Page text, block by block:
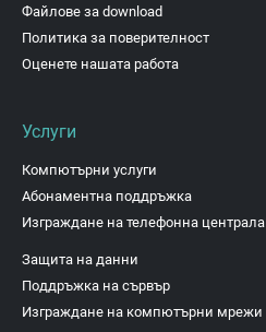
Файлове за download
Политика за поверителност
Оценете нашата работа
Услуги
Компютърни услуги
Абонаментна поддръжка
Изграждане на телефонна централа
Защита на данни
Поддръжка на сървър
Изграждане на компютърни мрежи